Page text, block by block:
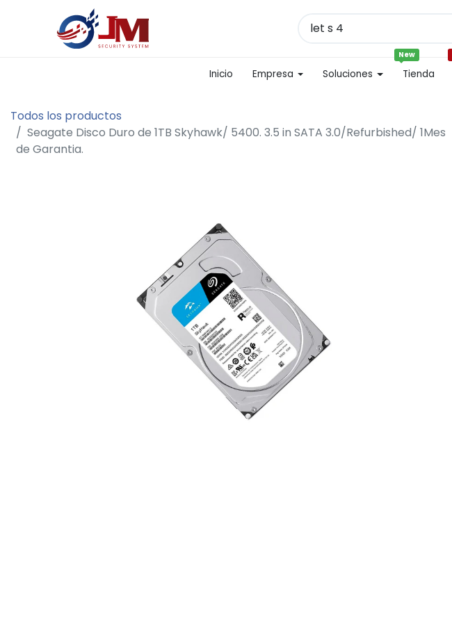
Inicio Empresa Soluciones Tienda
New
Todos los productos
Seagate Disco Duro de 1TB Skyhawk/ 5400. 3.5 in SATA 3.0/Refurbished/ 1Mes
de Garantia.